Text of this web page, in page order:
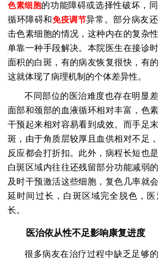
色素细胞的功能障碍或选择性破坏，
循环障碍和免疫调节异常。部分病友
击色素细胞的情况，这种内在的复杂
单靠一种手段解决。本院医生在接诊
面积的白斑，有的病友恢复很快，有
这就体现了病理机制的个体差异性。
不同部位的医治难度也存在明显
面部和颈部的血液循环相对丰富，色
干预起来相对容易看到成效。而手足
斑，由于角质层较厚且血供相对不足
反应都会打折扣。此外，病程长短也
白斑区域内往往还残留部分功能减弱
及时干预激活这些细胞，复色几率就
延时间过长，白斑区域完全脱色，
长。
医治依从性不足影响康复进度
很多病友在治疗过程中缺乏足够